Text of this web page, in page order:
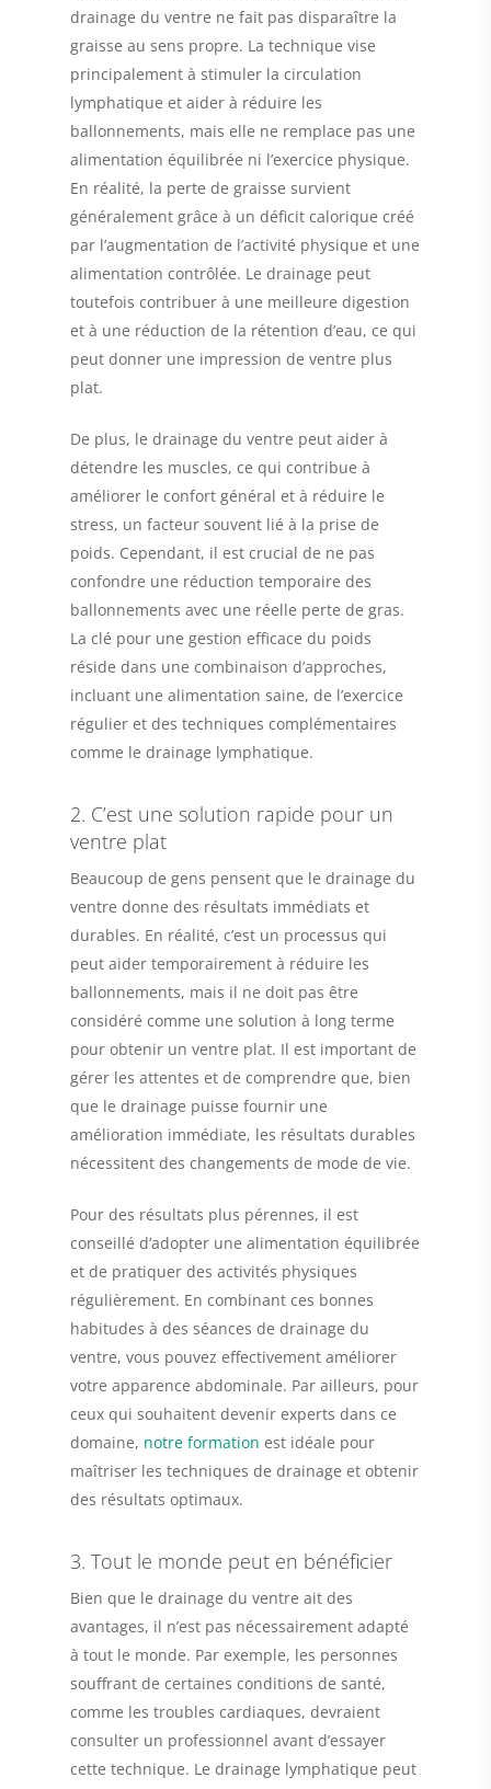
drainage du ventre ne fait pas disparaître la
graisse au sens propre. La technique vise
principalement à stimuler la circulation
lymphatique et aider à réduire les
ballonnements, mais elle ne remplace pas une
alimentation équilibrée ni l’exercice physique.
En réalité, la perte de graisse survient
généralement grâce à un déficit calorique créé
par l’augmentation de l’activité physique et une
alimentation contrôlée. Le drainage peut
toutefois contribuer à une meilleure digestion
et à une réduction de la rétention d’eau, ce qui
peut donner une impression de ventre plus
plat.
De plus, le drainage du ventre peut aider à
détendre les muscles, ce qui contribue à
améliorer le confort général et à réduire le
stress, un facteur souvent lié à la prise de
poids. Cependant, il est crucial de ne pas
confondre une réduction temporaire des
ballonnements avec une réelle perte de gras.
La clé pour une gestion efficace du poids
réside dans une combinaison d’approches,
incluant une alimentation saine, de l’exercice
régulier et des techniques complémentaires
comme le drainage lymphatique.
2. C’est une solution rapide pour un
ventre plat
Beaucoup de gens pensent que le drainage du
ventre donne des résultats immédiats et
durables. En réalité, c’est un processus qui
peut aider temporairement à réduire les
ballonnements, mais il ne doit pas être
considéré comme une solution à long terme
pour obtenir un ventre plat. Il est important de
gérer les attentes et de comprendre que, bien
que le drainage puisse fournir une
amélioration immédiate, les résultats durables
nécessitent des changements de mode de vie.
Pour des résultats plus pérennes, il est
conseillé d’adopter une alimentation équilibrée
et de pratiquer des activités physiques
régulièrement. En combinant ces bonnes
habitudes à des séances de drainage du
ventre, vous pouvez effectivement améliorer
votre apparence abdominale. Par ailleurs, pour
ceux qui souhaitent devenir experts dans ce
domaine, notre formation est idéale pour
maîtriser les techniques de drainage et obtenir
des résultats optimaux.
3. Tout le monde peut en bénéficier
Bien que le drainage du ventre ait des
avantages, il n’est pas nécessairement adapté
à tout le monde. Par exemple, les personnes
souffrant de certaines conditions de santé,
comme les troubles cardiaques, devraient
consulter un professionnel avant d’essayer
cette technique. Le drainage lymphatique peut